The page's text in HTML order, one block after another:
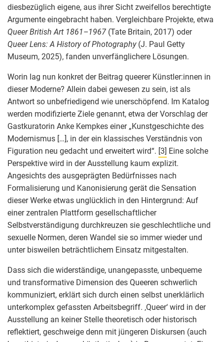
diesbezüglich eigene, aus ihrer Sicht zweifellos berechtigte
Argumente eingebracht haben. Vergleichbare Projekte, etwa
Queer British Art 1861–1967 (Tate Britain, 2017) oder
Queer Lens: A History of Photography(J. Paul Getty
Museum, 2025), fanden unverfänglichere Lösungen.
Worin lag nun konkret der Beitrag queerer Künstler:innen in
dieser Moderne? Allein dabei gewesen zu sein, ist als
Antwort so unbefriedigend wie unerschöpfend. Im Katalog
werden modifizierte Ziele genannt, etwa der Vorschlag der
Gastkuratorin Anke Kempkes einer „Kunstgeschichte des
Modernismus […], in der ein klassisches Verständnis von
Figuration neu gedacht und erweitert wird“. [3] Eine solche
Perspektive wird in der Ausstellung kaum explizit.
Angesichts des ausgeprägten Bedürfnisses nach
Formalisierung und Kanonisierung gerät die Sensation
dieser Werke etwas unglücklich in den Hintergrund: Auf
einer zentralen Plattform gesellschaftlicher
Selbstverständigung durchkreuzen sie geschlechtliche und
sexuelle Normen, deren Wandel sie so immer wieder und
unter bisweilen beträchtlichem Einsatz mitgestalten.
Dass sich die widerständige, unangepasste, unbequeme
und transformative Dimension des Queeren schwerlich
kommuniziert, erklärt sich durch einen selbst unerklärlich
unterkomplex gefassten Arbeitsbegriff. ‚Queer‘ wird in der
Ausstellung an keiner Stelle theoretisch oder historisch
reflektiert, geschweige denn mit jüngeren Diskursen (auch